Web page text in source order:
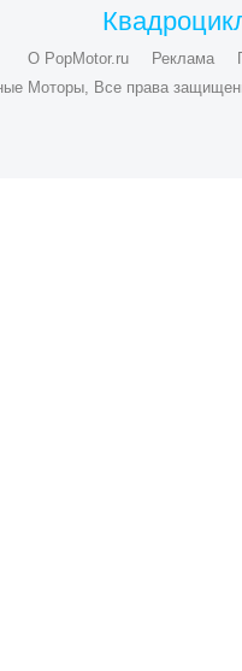
О PopMotor.ru Реклама
Моторы, Все права